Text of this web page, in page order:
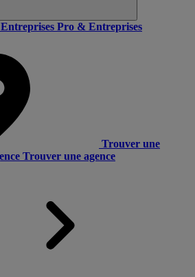
Pro & Entreprises
Trouver une
Trouver une agence